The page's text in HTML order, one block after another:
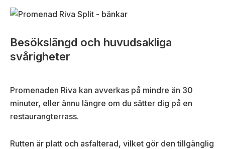
Besökslängd och huvudsakliga
svårigheter
Promenaden Riva kan avverkas på mindre än 30
minuter, eller ännu längre om du sätter dig på en
restaurangterrass.
Rutten är platt och asfalterad, vilket gör den tillgänglig